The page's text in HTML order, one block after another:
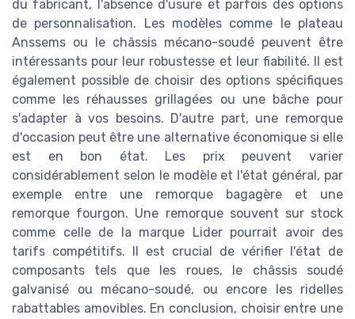
du fabricant, l'absence d'usure et parfois des options
de personnalisation. Les modèles comme le plateau
Anssems ou le châssis mécano-soudé peuvent être
intéressants pour leur robustesse et leur fiabilité. Il est
également possible de choisir des options spécifiques
comme les réhausses grillagées ou une bâche pour
s'adapter à vos besoins. D'autre part, une remorque
d'occasion peut être une alternative économique si elle
est en bon état. Les prix peuvent varier
considérablement selon le modèle et l'état général, par
exemple entre une remorque bagagère et une
remorque fourgon. Une remorque souvent sur stock
comme celle de la marque Lider pourrait avoir des
tarifs compétitifs. Il est crucial de vérifier l'état de
composants tels que les roues, le châssis soudé
galvanisé ou mécano-soudé, ou encore les ridelles
rabattables amovibles. En conclusion, choisir entre une